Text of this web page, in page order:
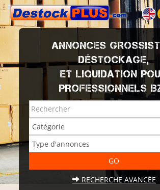
ANNONCES
DÉSTOCKAGE,
ET LIQUIDATION
PROFESSIONNELS
RECHERCHE AVANCÉE